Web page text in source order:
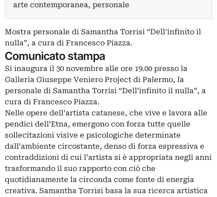
arte contemporanea, personale
Mostra personale di Samantha Torrisi “Dell’infinito il
nulla”, a cura di Francesco Piazza.
Comunicato stampa
Si inaugura il 30 novembre alle ore 19.00 presso la
Galleria Giuseppe Veniero Project di Palermo, la
personale di Samantha Torrisi “Dell’infinito il nulla”, a
cura di Francesco Piazza.
Nelle opere dell’artista catanese, che vive e lavora alle
pendici dell’Etna, emergono con forza tutte quelle
sollecitazioni visive e psicologiche determinate
dall’ambiente circostante, denso di forza espressiva e
contraddizioni di cui l’artista si è appropriata negli anni
trasformando il suo rapporto con ciò che
quotidianamente la circonda come fonte di energia
creativa. Samantha Torrisi basa la sua ricerca artistica